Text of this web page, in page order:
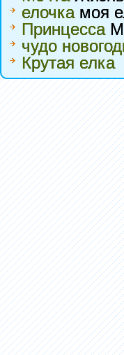
елочкамоя
Принцесса
чудо
Крутая елка